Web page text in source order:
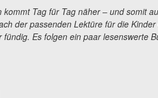
kommt Tag für Tag näher ‒ und somit
der passenden Lektüre für die
fündig. Es folgen ein paar lesenswerte